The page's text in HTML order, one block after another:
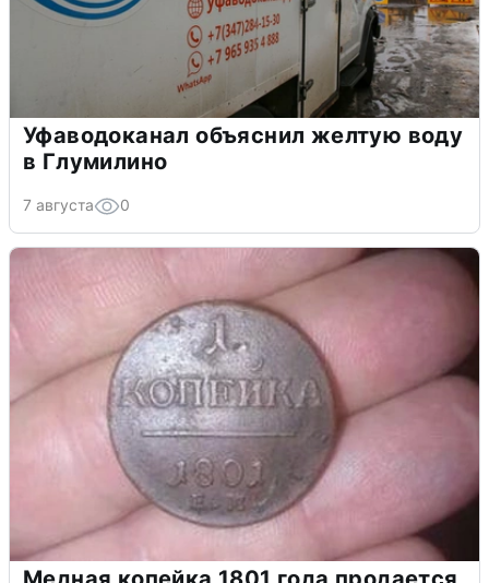
Уфаводоканал объяснил желтую воду
в Глумилино
7 августа 0